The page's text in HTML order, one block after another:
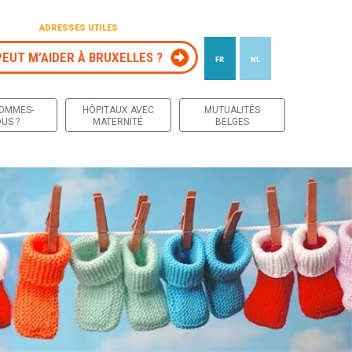
ADRESSES UTILES
M’AIDER À BRUXELLES ? FR NL
?
HÔPITAUX AVEC
MATERNITÉ
MUTUALITÉS
BELGES